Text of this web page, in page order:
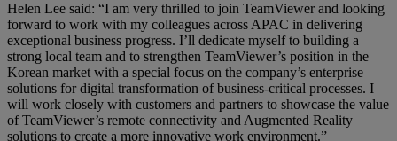
Helen Lee said: “I am very thrilled to join TeamViewer and looking
forward to work with my colleagues across APAC in delivering
exceptional business progress. I’ll dedicate myself to building a
strong local team and to strengthen TeamViewer’s position in the
Korean market with a special focus on the company’s enterprise
solutions for digital transformation of business-critical processes. I
will work closely with customers and partners to showcase the value
of TeamViewer’s remote connectivity and Augmented Reality
solutions to create a more innovative work environment.”